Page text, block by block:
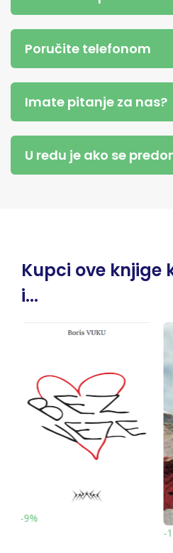
Poručite telefonom
Imate pitanje za nas?
U redu je ako se
Kupci ove knjige
i...